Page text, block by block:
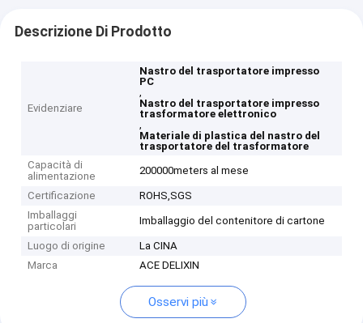
Descrizione Di Prodotto
Evidenziare
Nastro del trasportatore impresso
PC
,
Nastro del trasportatore impresso
trasformatore elettronico
,
Materiale di plastica del nastro del
trasportatore del trasformatore
Capacità di
alimentazione
200000meters al mese
Certificazione
ROHS,SGS
Imballaggi
particolari
Imballaggio del contenitore di cartone
Luogo di origine
La CINA
Marca
ACE DELIXIN
Osservi più